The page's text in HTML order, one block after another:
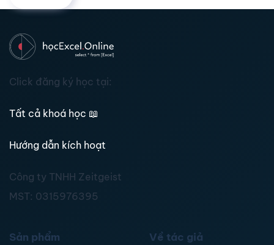
Click đăng ký học tại:
Tất cả khoá học 📖
Hướng dẫn kích hoạt
Công ty TNHH Zeitgeist
MST: 0315976395
Sản phẩm Về tác giả